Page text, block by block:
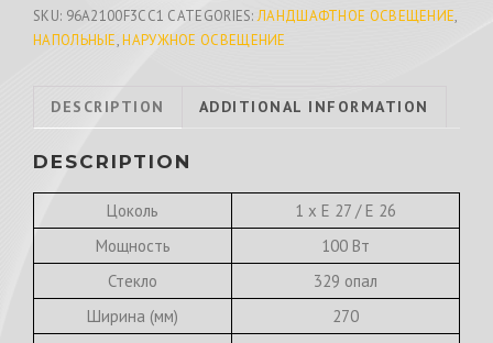
SKU: 96A2100F3CC1 CATEGORIES:ЛАНДШАФТНОЕ ОСВЕЩЕНИЕ,
НАПОЛЬНЫЕ,НАРУЖНОЕ ОСВЕЩЕНИЕ
DESCRIPTION ADDITIONAL INFORMATION
DESCRIPTION
Цоколь
1 х E 27 / E 26
Мощность
100 Вт
Стекло
329 опал
Ширина (мм)
270